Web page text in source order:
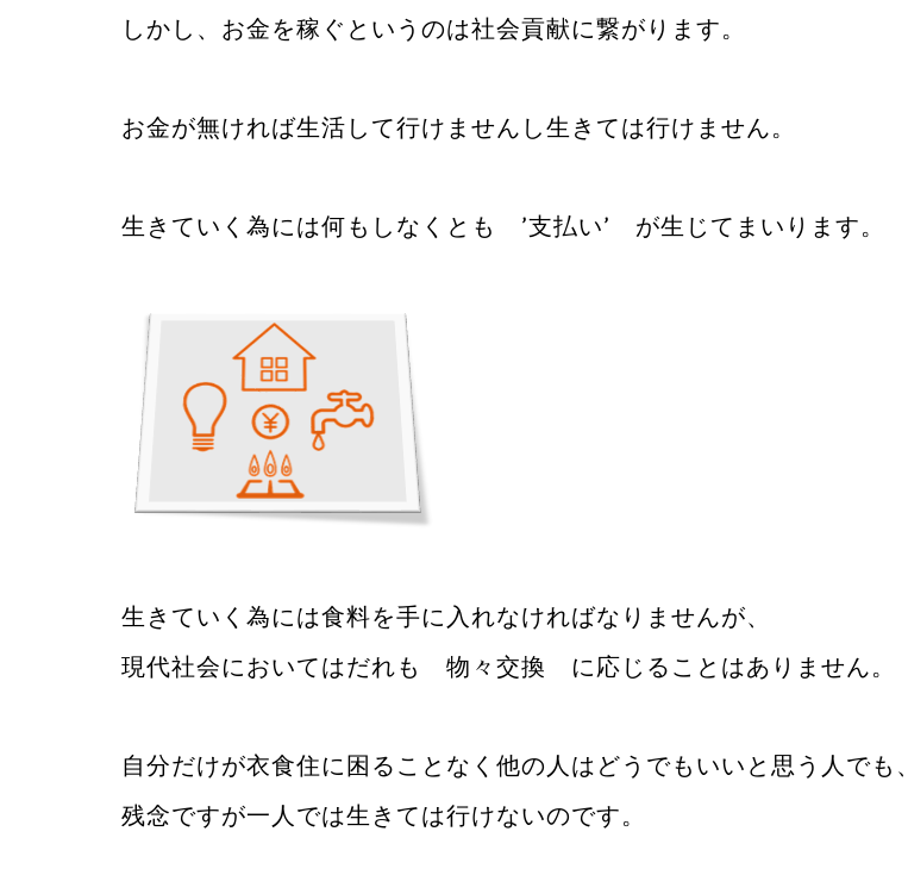
しかし、お金を稼ぐというのは社会貢献に繋がります。
お金が無ければ生活して行けませんし生きては行けません。
生きていく為には何もしなくとも ’支払い’ が生じてまいります。
生きていく為には食料を手に入れなければなりませんが、
現代社会においてはだれも 物々交換 に応じることはありません。
自分だけが衣食住に困ることなく他の人はどうでもいいと思う人でも、
残念ですが一人では生きては行けないのです。